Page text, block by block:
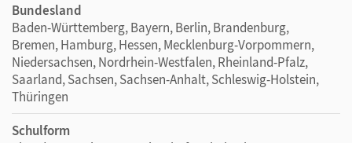
Bundesland
Baden-Württemberg, Bayern, Berlin, Brandenburg,
Bremen, Hamburg, Hessen, Mecklenburg-Vorpommern,
Niedersachsen, Nordrhein-Westfalen, Rheinland-Pfalz,
Saarland, Sachsen, Sachsen-Anhalt, Schleswig-Holstein,
Thüringen
Schulform